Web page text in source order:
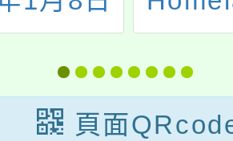
4月6日
文創
2C、D棟
的家
頁面